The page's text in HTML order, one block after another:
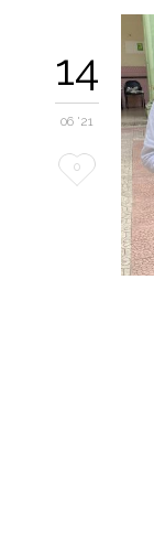
14
06 '21
Love
0